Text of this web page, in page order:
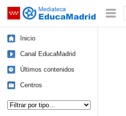
Saltar navegación
Inicio
Canal EducaMadrid
Últimos contenidos
Centros